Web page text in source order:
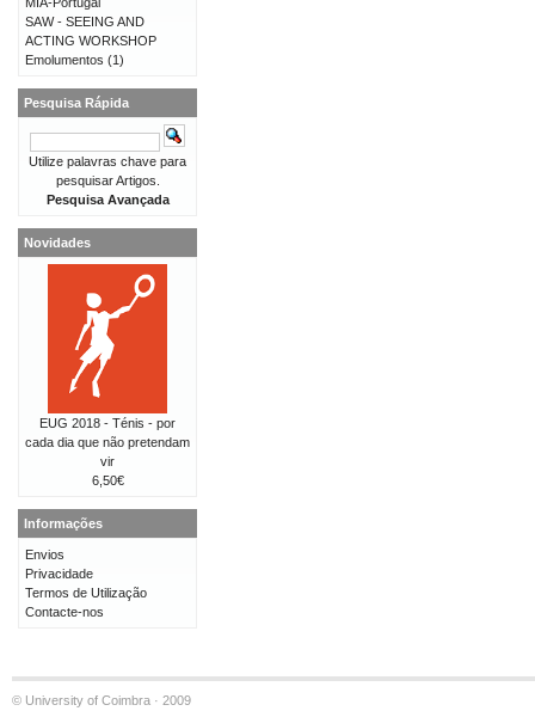
SAW - SEEING AND
ACTING WORKSHOP
Emolumentos (1)
Pesquisa Rápida
Utilize palavras chave para
pesquisar Artigos.
Pesquisa Avançada
Novidades
EUG 2018 - Ténis - por
cada dia que não pretendam
vir
6,50€
Informações
Envios
Privacidade
Termos de Utilização
Contacte-nos
© University of Coimbra · 2009